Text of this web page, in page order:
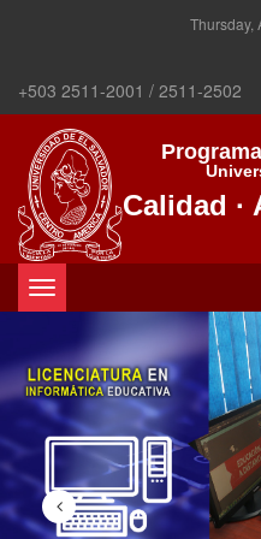
Thursday,
+503 2511-2001 / 2511-2502
Calidad ·
Toggle
navigation